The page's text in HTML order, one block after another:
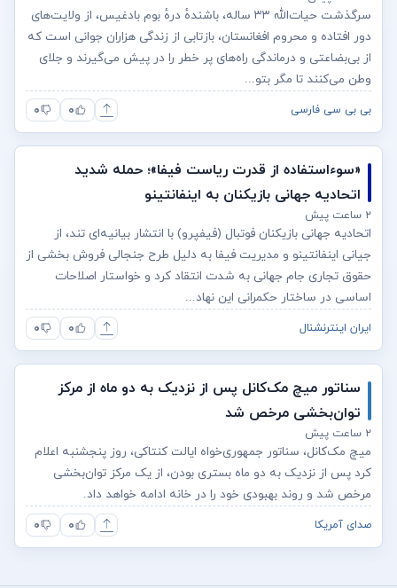
سرگذشت حیات‌الله ۳۳ ساله، باشندهٔ‌ درهٔ بوم بادغیس،‌ از ولایت‌های
دور افتاده و محروم افغانستان، بازتابی از زندگی هزاران جوانی است که
از بی‌بضاعتی و درماندگی راه‌های پر خطر را در پیش می‌گیرند و جلای
وطن می‌کنند تا مگر بتو...
بی بی سی فارسی ۰ ۰
«سوءاستفاده از قدرت ریاست فیفا»؛ حمله شدید
اتحادیه جهانی بازیکنان به اینفانتینو
۲ ساعت پیش
اتحادیه جهانی بازیکنان فوتبال (فیفپرو) با انتشار بیانیه‌ای تند، از
جیانی اینفانتینو و مدیریت فیفا به دلیل طرح جنجالی فروش بخشی از
حقوق تجاری جام جهانی به شدت انتقاد کرد و خواستار اصلاحات
اساسی در ساختار حکمرانی این نهاد...
ایران اینترنشنال ۰ ۰
سناتور میچ مک‌کانل پس از نزدیک به دو ماه از مرکز
توان‌بخشی مرخص شد
۲ ساعت پیش
میچ مک‌کانل، سناتور جمهوری‌خواه ایالت کنتاکی، روز پنجشنبه اعلام
کرد پس از نزدیک به دو ماه بستری بودن، از یک مرکز توان‌بخشی
مرخص شد و روند بهبودی خود را در خانه ادامه خواهد داد.
صدای آمریکا ۰ ۰